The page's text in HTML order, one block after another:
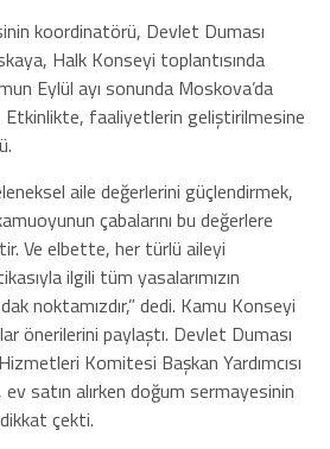
koordinatörü, Devlet Duması
Halk Konseyi toplantısında
Eylül ayı sonunda Moskova’da
Etkinlikte, faaliyetlerin geliştirilmesine
aile değerlerini güçlendirmek,
çabalarını bu değerlere
Ve elbette, her türlü aileyi
ilgili tüm yasalarımızın
noktamızdır,” dedi. Kamu Konseyi
önerilerini paylaştı. Devlet Duması
Komitesi Başkan Yardımcısı
satın alırken doğum sermayesinin
çekti.